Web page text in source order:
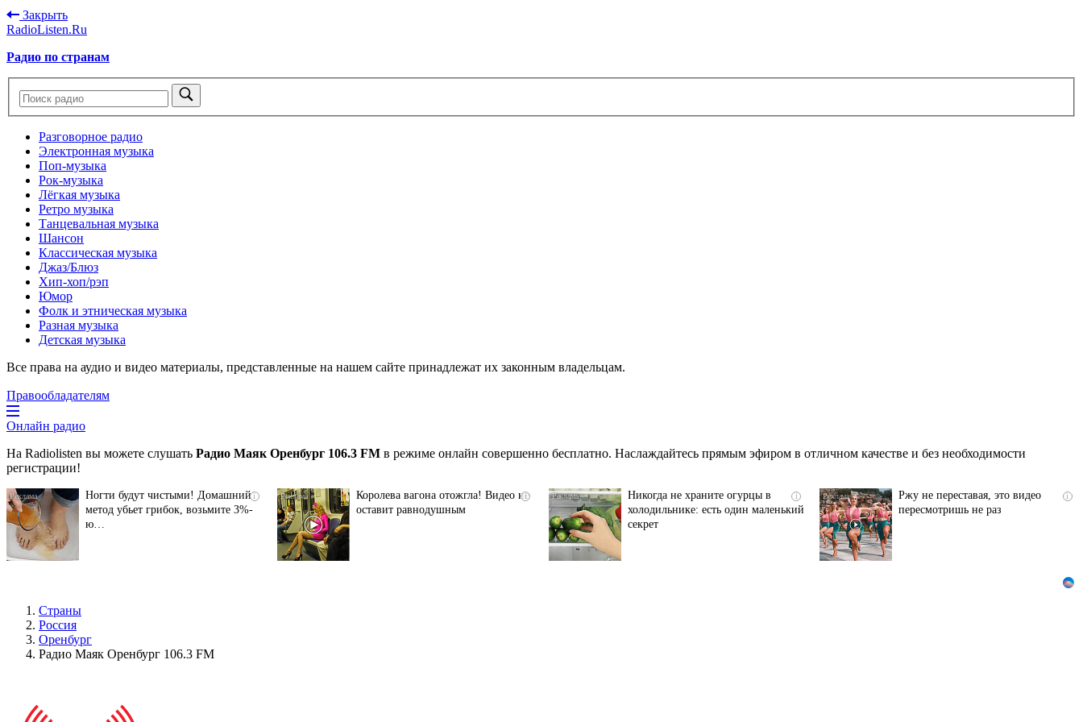
Закрыть
RadioListen.Ru
Радио по странам
Разговорное радио
Электронная музыка
Поп-музыка
Рок-музыка
Лёгкая музыка
Ретро музыка
Танцевальная музыка
Шансон
Классическая музыка
Джаз/Блюз
Хип-хоп/рэп
Юмор
Фолк и этническая музыка
Разная музыка
Детская музыка
Все права на аудио и видео материалы, представленные на нашем сайте принадлежат их законным владельцам.
Правообладателям
Онлайн радио
На Radiolisten вы можете слушать Радио Маяк Оренбург 106.3 FM в режиме онлайн совершенно бесплатно. Наслаждайтесь прямым эфиром в отличном качестве и без необходимости
регистрации!
i
Ногти будут чистыми! Домашний
метод убьет грибок, возьмите 3%-
ю…
i
Королева вагона отожгла! Видео не
оставит равнодушным
i
Никогда не храните огурцы в
холодильнике: есть один маленький
секрет
i
Ржу не переставая, это видео
пересмотришь не раз
Страны
Россия
Оренбург
Радио Маяк Оренбург 106.3 FM